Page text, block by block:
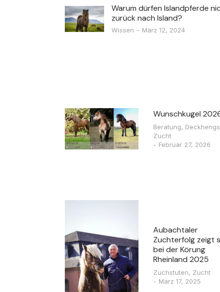
Warum dürfen Islandpferde
zurück nach Island?
Wissen März 12, 2024
Wunschkugel
Beratung,
Zucht
Februar 27, 2026
Aubachtaler
Zuchterfolg zeigt
bei der Körung
Rheinland 2025
Zuchstuten, Zucht
März 17, 2025